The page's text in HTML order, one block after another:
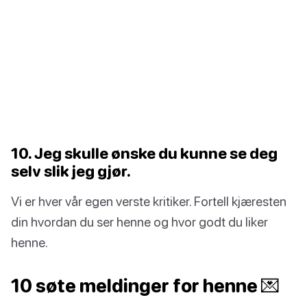
10. Jeg skulle ønske du kunne se deg
selv slik jeg gjør.
Vi er hver vår egen verste kritiker. Fortell kjæresten
din hvordan du ser henne og hvor godt du liker
henne.
10 søte meldinger for henne 💌